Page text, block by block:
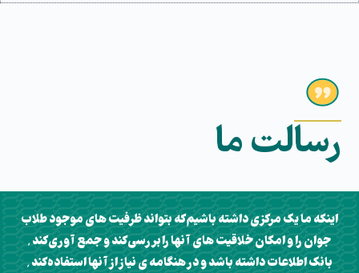
رسالت ما
اینکه ما یک مرکزی داشته باشیم که بتواند ظرفیت های موجود طلاب
جوان را و امکان خلاقیت های آنها را بررسی کند و جمع آوری کند ٬
بانک اطلاعات داشته باشد و در هنگامه ی نیاز از آنها استفاده کند ٬